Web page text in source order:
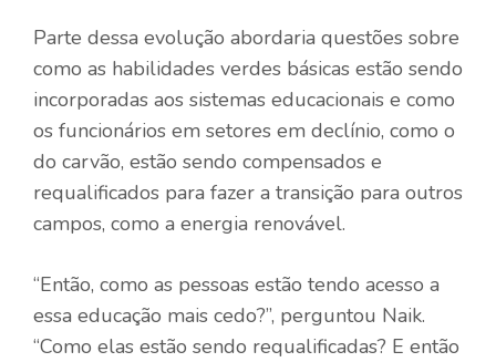
Parte dessa evolução abordaria questões sobre
como as habilidades verdes básicas estão sendo
incorporadas aos sistemas educacionais e como
os funcionários em setores em declínio, como o
do carvão, estão sendo compensados ​​e
requalificados para fazer a transição para outros
campos, como a energia renovável.
“Então, como as pessoas estão tendo acesso a
essa educação mais cedo?”, perguntou Naik.
“Como elas estão sendo requalificadas? E então